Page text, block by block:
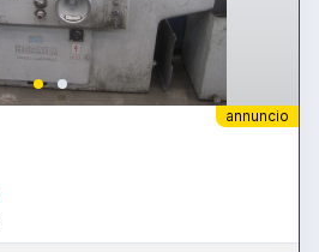
annuncio